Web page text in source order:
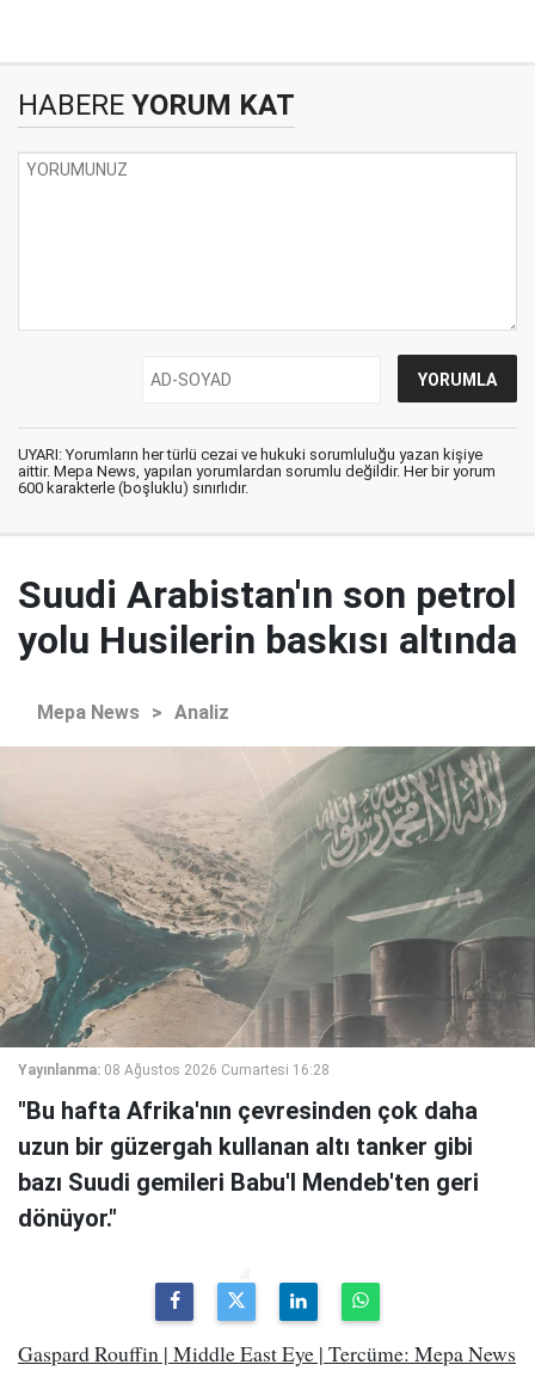
HABERE YORUM KAT
UYARI: Yorumların her türlü cezai ve hukuki sorumluluğu yazan kişiye
aittir. Mepa News, yapılan yorumlardan sorumlu değildir. Her bir yorum
600 karakterle (boşluklu) sınırlıdır.
Suudi Arabistan'ın son petrol
yolu Husilerin baskısı altında
Mepa News > Analiz
Yayınlanma: 08 Ağustos 2026 Cumartesi 16:28
"Bu hafta Afrika'nın çevresinden çok daha
uzun bir güzergah kullanan altı tanker gibi
bazı Suudi gemileri Babu'l Mendeb'ten geri
dönüyor."
Gaspard Rouffin | Middle East Eye | Tercüme: Mepa News